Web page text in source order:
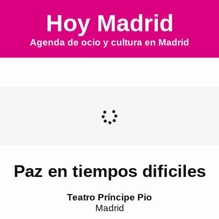
Hoy Madrid
Agenda de ocio y cultura en Madrid
Paz en tiempos dificiles
Teatro Príncipe Pio
Madrid